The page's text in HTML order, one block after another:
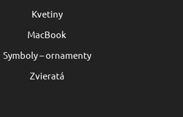
Kvetiny
MacBook
Symboly – ornamenty
Zvieratá